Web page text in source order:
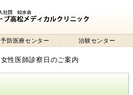
予防医療センター 治験センター
女性医師診察日のご案内